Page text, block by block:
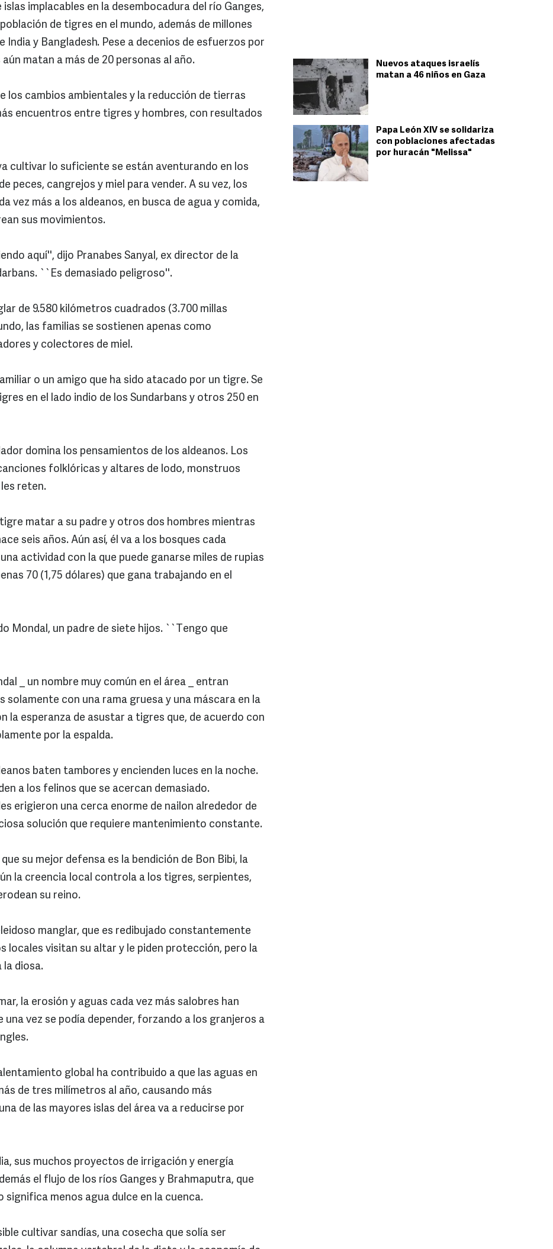
Nuevos ataques israelís
matan a 46 niños en Gaza
Papa León XIV se solidariza
con poblaciones afectadas
por huracán "Melissa"
islas implacables en la desembocadura del río Ganges,
de tigres en el mundo, además de millones
India y Bangladesh. Pese a decenios de esfuerzos por
matan a más de 20 personas al año.
los cambios ambientales y la reducción de tierras
encuentros entre tigres y hombres, con resultados
cultivar lo suficiente se están aventurando en los
peces, cangrejos y miel para vender. A su vez, los
vez más a los aldeanos, en busca de agua y comida,
sus movimientos.
aquí'', dijo Pranabes Sanyal, ex director de la
``Es demasiado peligroso''.
de 9.580 kilómetros cuadrados (3.700 millas
las familias se sostienen apenas como
y colectores de miel.
o un amigo que ha sido atacado por un tigre. Se
en el lado indio de los Sundarbans y otros 250 en
domina los pensamientos de los aldeanos. Los
folklóricas y altares de lodo, monstruos
les reten.
matar a su padre y otros dos hombres mientras
seis años. Aún así, él va a los bosques cada
actividad con la que puede ganarse miles de rupias
70 (1,75 dólares) que gana trabajando en el
Mondal, un padre de siete hijos. ``Tengo que
_ un nombre muy común en el área _ entran
solamente con una rama gruesa y una máscara en la
la esperanza de asustar a tigres que, de acuerdo con
por la espalda.
baten tambores y encienden luces en la noche.
a los felinos que se acercan demasiado.
erigieron una cerca enorme de nailon alrededor de
solución que requiere mantenimiento constante.
su mejor defensa es la bendición de Bon Bibi, la
la creencia local controla a los tigres, serpientes,
su reino.
manglar, que es redibujado constantemente
locales visitan su altar y le piden protección, pero la
diosa.
la erosión y aguas cada vez más salobres han
una vez se podía depender, forzando a los granjeros a
global ha contribuido a que las aguas en
de tres milímetros al año, causando más
de las mayores islas del área va a reducirse por
sus muchos proyectos de irrigación y energía
el flujo de los ríos Ganges y Brahmaputra, que
significa menos agua dulce en la cuenca.
cultivar sandías, una cosecha que solía ser